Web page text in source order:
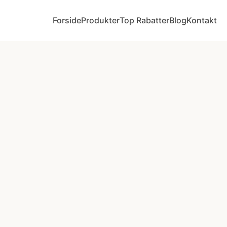
ForsideProdukterTop RabatterBlogKontakt